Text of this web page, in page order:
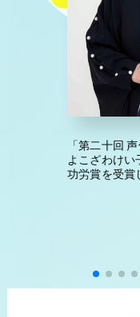
「第二十回
よこざわけい
功労賞を受賞